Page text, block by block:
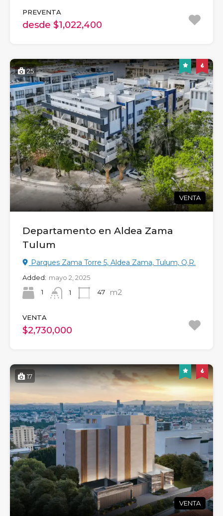
PREVENTA
desde $1,022,400
25
VENTA
Departamento en Aldea Zama
Tulum
Parques Zama Torre 5, Aldea Zama, Tulum, Q.R.
Added: mayo 2, 2025
1
1 47 m2
VENTA
$2,730,000
17
VENTA